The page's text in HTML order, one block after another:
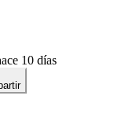
10 días